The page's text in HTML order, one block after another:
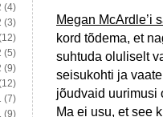
Megan McArdle’i
kord tõdema, et
suhtuda oluliselt
seisukohti ja
jõudvaid uurimusi
Ma ei usu, et see
(4)
(3)
(5)
(9)
(7)
(9)